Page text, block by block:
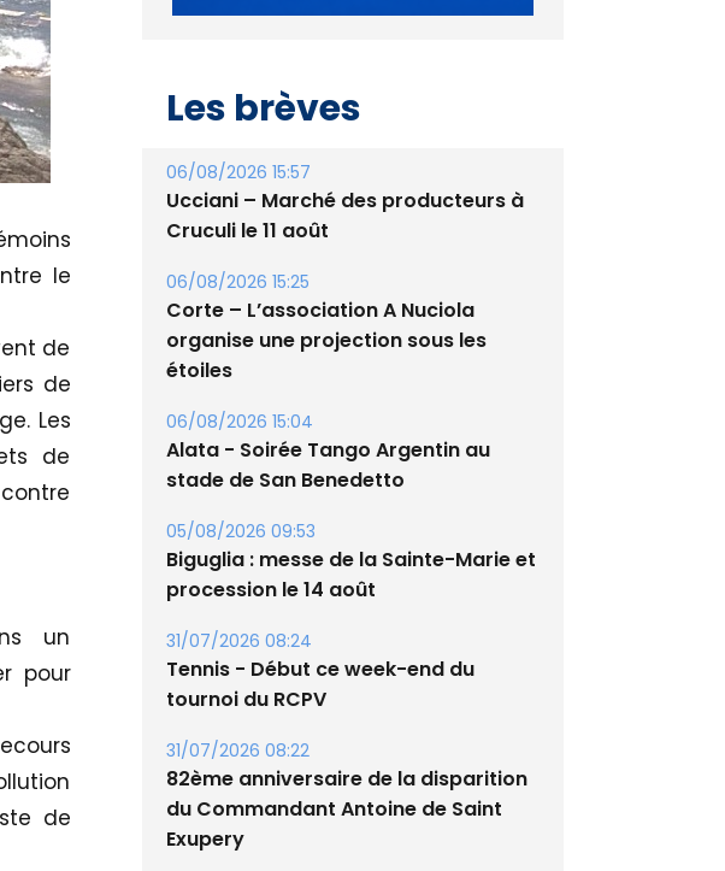
le
de
de
Les
de
un
pour
de
Les brèves
06/08/2026 15:57
Cruculi le 11 août
06/08/2026 15:25
Corte – L’association A Nuciola
étoiles
06/08/2026 15:04
stade de San Benedetto
05/08/2026 09:53
procession le 14 août
31/07/2026 08:24
tournoi du RCPV
31/07/2026 08:22
82ème anniversaire de la disparition